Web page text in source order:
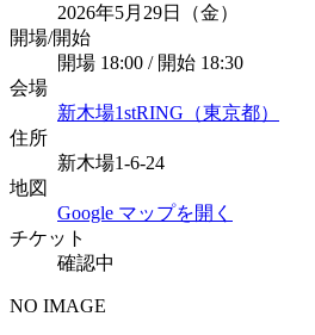
2026年5月29日（金）
開場/開始
開場 18:00 / 開始 18:30
会場
新木場1stRING（東京都）
住所
新木場1-6-24
地図
Google マップを開く
チケット
確認中
NO IMAGE